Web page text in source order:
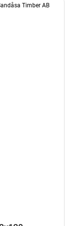
Timber AB